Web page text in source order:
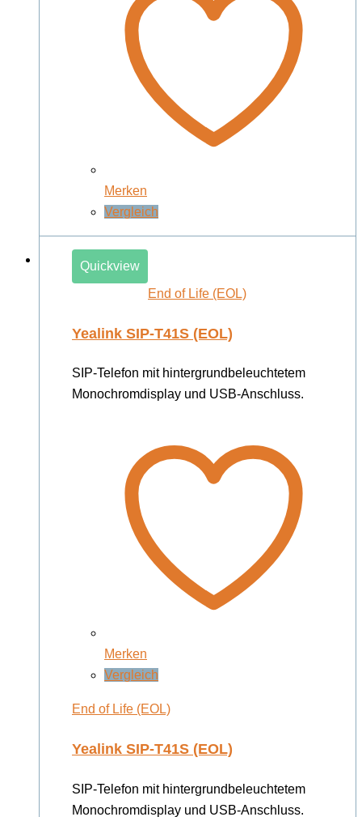
Merken
Vergleich
Quickview
End of Life (EOL)
Yealink SIP-T41S (EOL)
SIP-Telefon mit hintergrundbeleuchtetem
Monochromdisplay und USB-Anschluss.
Merken
Vergleich
End of Life (EOL)
Yealink SIP-T41S (EOL)
SIP-Telefon mit hintergrundbeleuchtetem
Monochromdisplay und USB-Anschluss.